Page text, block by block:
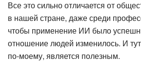
Все это сильно отличается от
в нашей стране, даже среди
чтобы применение ИИ было
отношение людей изменилось. И
по-моему, является полезным.